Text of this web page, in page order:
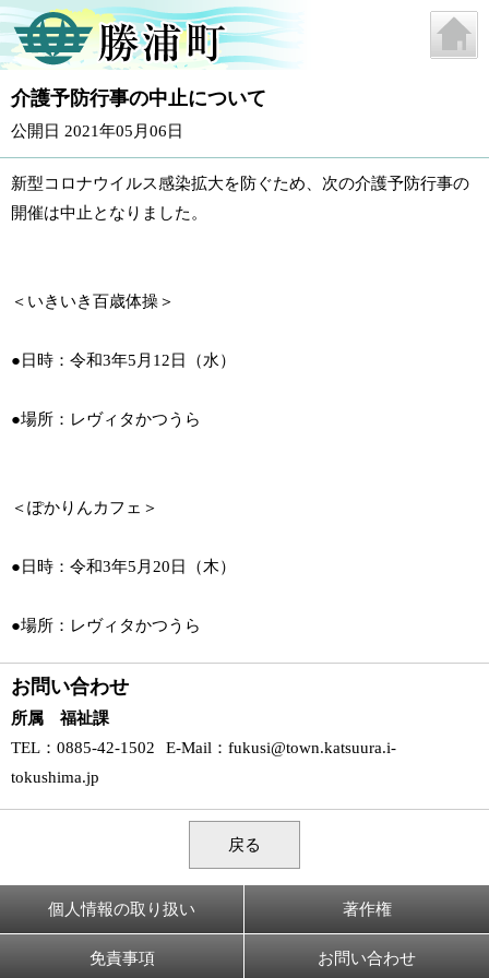
介護予防行事の中止について
公開日 2021年05月06日
新型コロナウイルス感染拡大を防ぐため、次の介護予防行事の
開催は中止となりました。
＜いきいき百歳体操＞
●日時：令和3年5月12日（水）
●場所：レヴィタかつうら
＜ぽかりんカフェ＞
●日時：令和3年5月20日（木）
●場所：レヴィタかつうら
お問い合わせ
所属 福祉課
TEL ：0885-42-1502 E-Mail ： fukusi@town.katsuura.i-
tokushima.jp
戻る
個人情報の取り扱い 著作権
免責事項 お問い合わせ